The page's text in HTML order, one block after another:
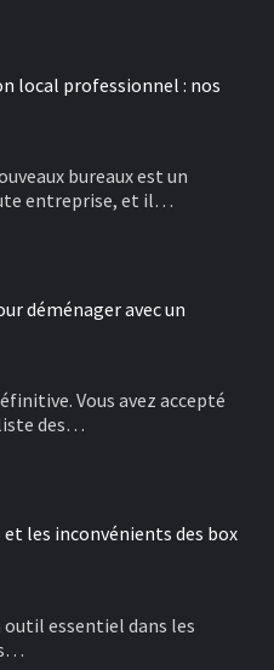
local professionnel : nos
bureaux est un
entreprise, et il…
déménager avec un
Vous avez accepté
des…
et les inconvénients des box
outil essentiel dans les